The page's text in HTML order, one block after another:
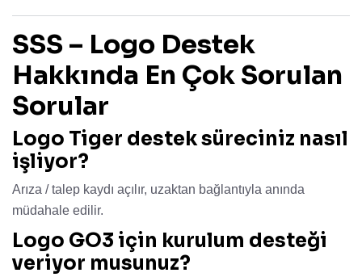
SSS – Logo Destek
Hakkında En Çok Sorulan
Sorular
Logo Tiger destek süreciniz nasıl
işliyor?
Arıza / talep kaydı açılır, uzaktan bağlantıyla anında
müdahale edilir.
Logo GO3 için kurulum desteği
veriyor musunuz?